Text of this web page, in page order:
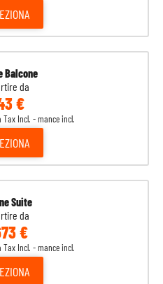
Balcone
da
€
Tax Incl. - mance incl.
Suite
da
€
Tax Incl. - mance incl.